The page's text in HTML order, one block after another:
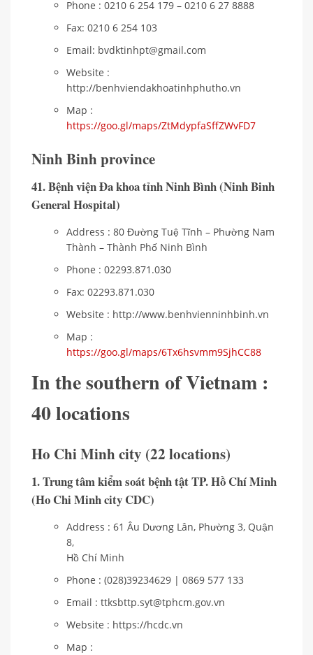
Phone : 0210 6 254 179 – 0210 6 27 8888
Fax: 0210 6 254 103
Email: bvdktinhpt@gmail.com
Website :
http://benhviendakhoatinhphutho.vn
Map :
https://goo.gl/maps/ZtMdypfaSffZWvFD7
Ninh Binh province
41. Bệnh viện Đa khoa tỉnh Ninh Bình (Ninh Binh
General Hospital)
Address : 80 Đường Tuệ Tĩnh – Phường Nam
Thành – Thành Phố Ninh Bình
Phone : 02293.871.030
Fax: 02293.871.030
Website : http://www.benhvienninhbinh.vn
Map :
https://goo.gl/maps/6Tx6hsvmm9SjhCC88
In the southern of Vietnam :
40 locations
Ho Chi Minh city (22 locations)
1. Trung tâm kiểm soát bệnh tật TP. Hồ Chí Minh
(Ho Chi Minh city CDC)
Address : 61 Âu Dương Lân, Phường 3, Quận
8,
Hồ Chí Minh
Phone : (028)39234629 | 0869 577 133
Email : ttksbttp.syt@tphcm.gov.vn
Website : https://hcdc.vn
Map :